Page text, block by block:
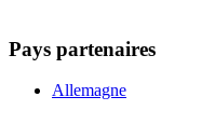
Pays partenaires
Allemagne